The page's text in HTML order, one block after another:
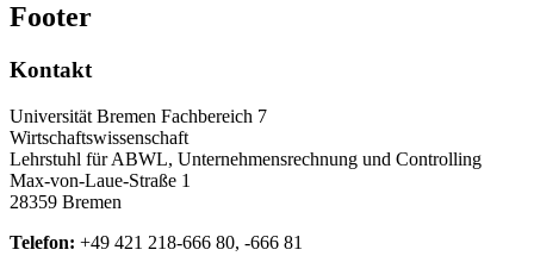
Footer
Kontakt
Universität Bremen Fachbereich 7
Wirtschaftswissenschaft
Lehrstuhl für ABWL, Unternehmensrechnung und Controlling
Max-von-Laue-Straße 1
28359 Bremen
Telefon: +49 421 218-666 80, -666 81